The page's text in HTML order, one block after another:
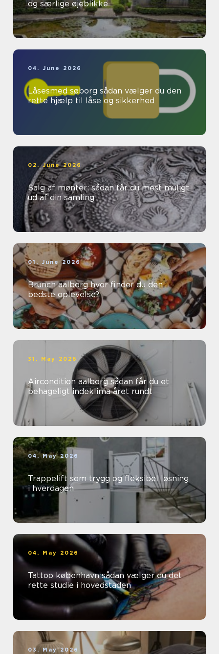
og særlige øjeblikke
04. June 2026
Låsesmed søborg sådan vælger du den
rette hjælp til låse og sikkerhed
02. June 2026
Salg af mønter: sådan får du mest muligt
ud af din samling
01. June 2026
Brunch aalborg hvor finder du den
bedste oplevelse?
31. May 2026
Aircondition aalborg sådan får du et
behageligt indeklima året rundt
04. May 2026
Trappelift som trygg og fleksibel løsning
i hverdagen
04. May 2026
Tattoo københavn sådan vælger du det
rette studie i hovedstaden
03. May 2026